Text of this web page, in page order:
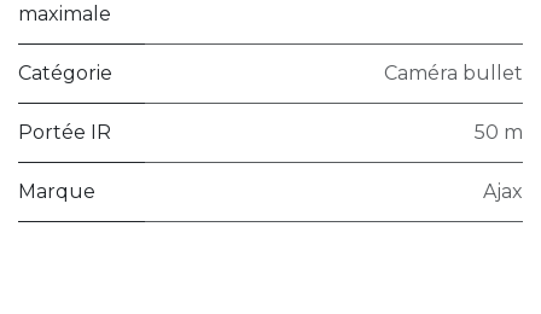
maximale
Catégorie Caméra bullet
Portée IR 50 m
Marque Ajax